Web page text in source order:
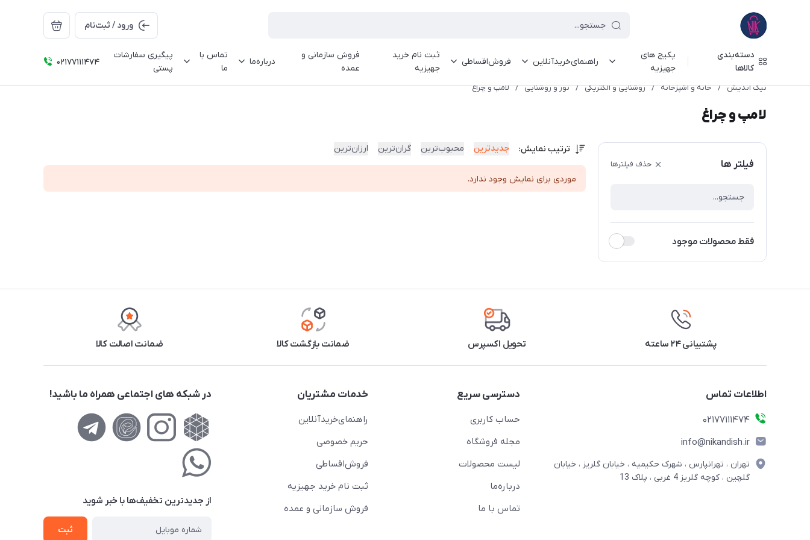
ورود / ثبت‌نام
دسته‌بندی
کالاها
پکیج های
جهیزیه
راهنمای‌خرید‌آنلاین فروش‌اقساطی
ثبت نام خرید
جهیزیه
فروش سازمانی و
عمده
درباره‌ما
تماس با
ما
پیگیری سفارشات
پستی
02177111474
نیک اندیش / خانه و آشپزخانه / روشنایی و الکتریکی / نور و روشنایی / لامپ و چراغ
لامپ و چراغ
فیلتر ها حذف فیلترها
فقط محصولات موجود
ترتیب نمایش: جدیدترین محبوب‌ترین گران‌ترین ارزان‌ترین
موردی برای نمایش وجود ندارد.
پشتیبانی ۲۴ ساعته تحویل اکسپرس ضمانت بازگشت کالا ضمانت اصالت کالا
اطلاعات تماس
02177111474
info@nikandish.ir
تهران ، تهرانپارس ، شهرک حکیمیه ، خیابان گلریز ، خیابان
گلچین ، کوچه گلریز 4 غربی ، پلاک 13
دسترسی سریع
حساب کاربری
مجله فروشگاه
لیست محصولات
درباره‌ما
تماس با ما
خدمات مشتریان
راهنمای‌خرید‌آنلاین
حریم خصوصی
فروش‌اقساطی
ثبت نام خرید جهیزیه
فروش سازمانی و عمده
در شبکه های اجتماعی همراه ما باشید!
از جدید‌ترین تخفیف‌ها با‌ خبر شوید
ثبت